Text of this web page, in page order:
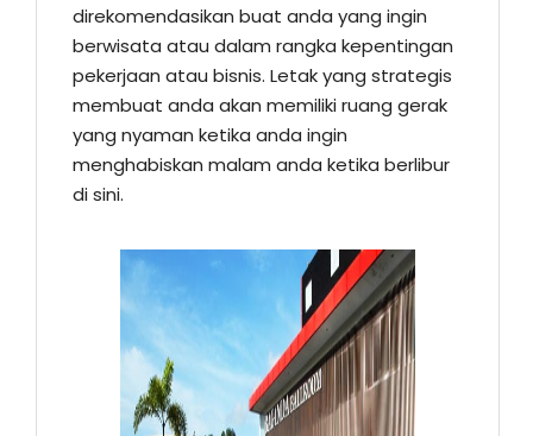
direkomendasikan buat anda yang ingin
berwisata atau dalam rangka kepentingan
pekerjaan atau bisnis. Letak yang strategis
membuat anda akan memiliki ruang gerak
yang nyaman ketika anda ingin
menghabiskan malam anda ketika berlibur
di sini.